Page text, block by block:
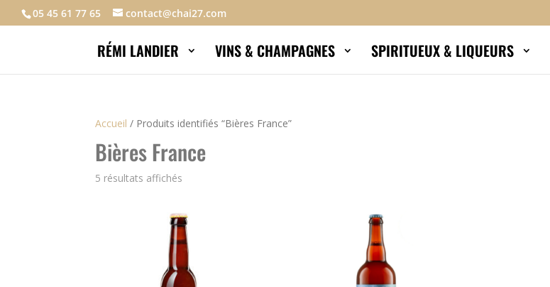
05 45 61 77 65 contact@chai27.com
RÉMI LANDIER VINS & CHAMPAGNES SPIRITUEUX & LIQUEURS
Accueil / Produits identifiés “Bières France”
Bières France
5 résultats affichés